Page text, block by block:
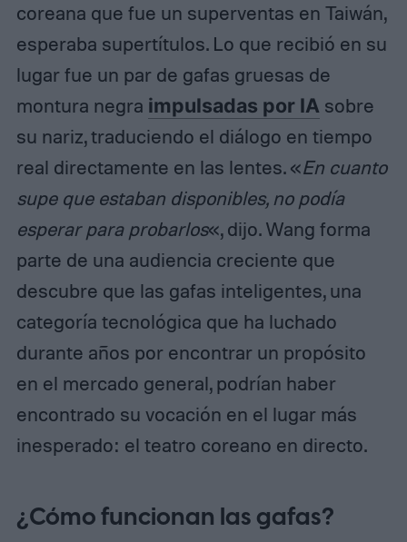
coreana que fue un superventas en Taiwán,
esperaba supertítulos. Lo que recibió en su
lugar fue un par de gafas gruesas de
montura negra impulsadas por IAsobre
su nariz, traduciendo el diálogo en tiempo
real directamente en las lentes. «En cuanto
supe que estaban disponibles, no podía
esperar para probarlos«, dijo. Wang forma
parte de una audiencia creciente que
descubre que las gafas inteligentes, una
categoría tecnológica que ha luchado
durante años por encontrar un propósito
en el mercado general, podrían haber
encontrado su vocación en el lugar más
inesperado: el teatro coreano en directo.
¿Cómo funcionan las gafas?